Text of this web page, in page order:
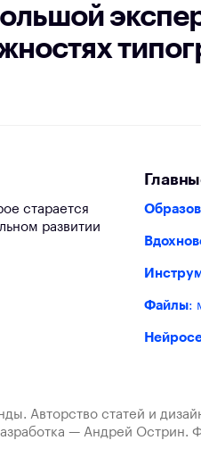
старается
развитии
Файлы:
Авторство статей и
— Андрей